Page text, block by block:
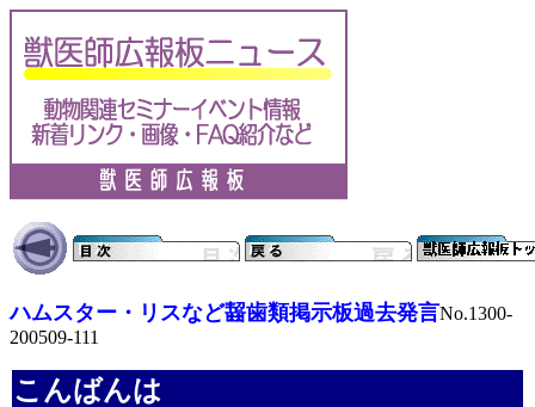
ハムスター・リスなど齧歯類掲示板過去発言No.1300-
200509-111
こんばんは